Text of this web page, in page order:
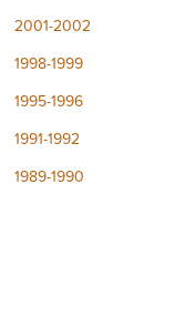
2001-2002
1998-1999
1995-1996
1991-1992
1989-1990